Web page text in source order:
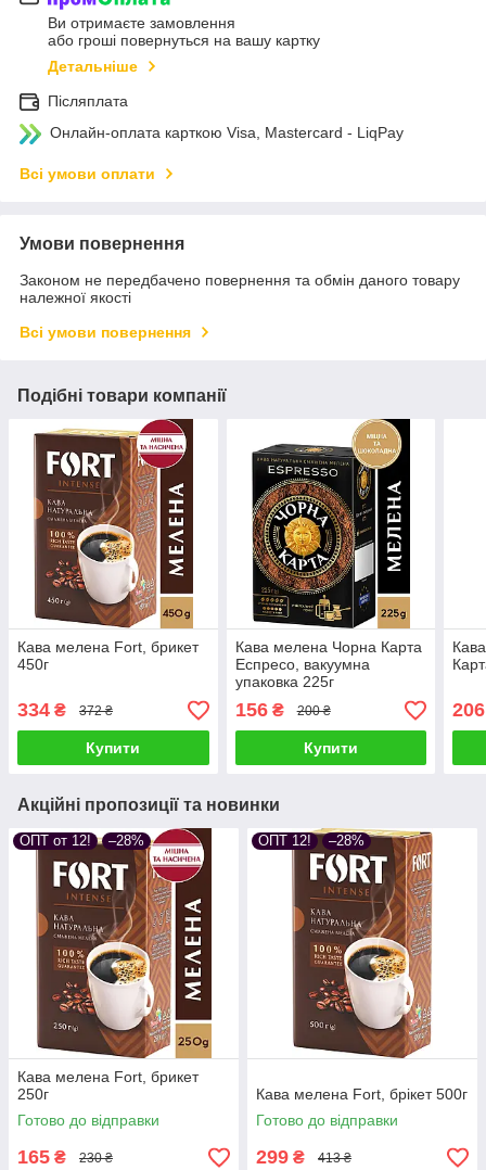
Ви отримаєте замовлення
або гроші повернуться на вашу картку
Детальніше
Післяплата
Онлайн-оплата карткою Visa, Mastercard - LiqPay
Всі умови оплати
Умови повернення
Законом не передбачено повернення та обмін даного товару
належної якості
Всі умови повернення
Подібні товари компанії
Кава мелена Fort, брикет
450г
334 ₴ 372 ₴
Купити
Кава мелена Чорна Карта
Еспресо, вакуумна
упаковка 225г
156₴ 200 ₴
Купити
206
Акційні пропозиції та новинки
ОПТ от 12! –28%
Кава мелена Fort, брикет
250г
Готово до відправки
165 ₴ 230 ₴
ОПТ 12! –28%
Кава мелена Fort, брікет 500г
Готово до відправки
299 ₴ 413 ₴